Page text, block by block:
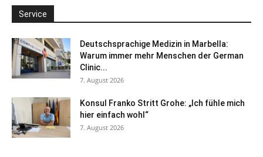
Service
Deutschsprachige Medizin in Marbella:
Warum immer mehr Menschen der German
Clinic...
7. August 2026
Konsul Franko Stritt Grohe: „Ich fühle mich
hier einfach wohl“
7. August 2026